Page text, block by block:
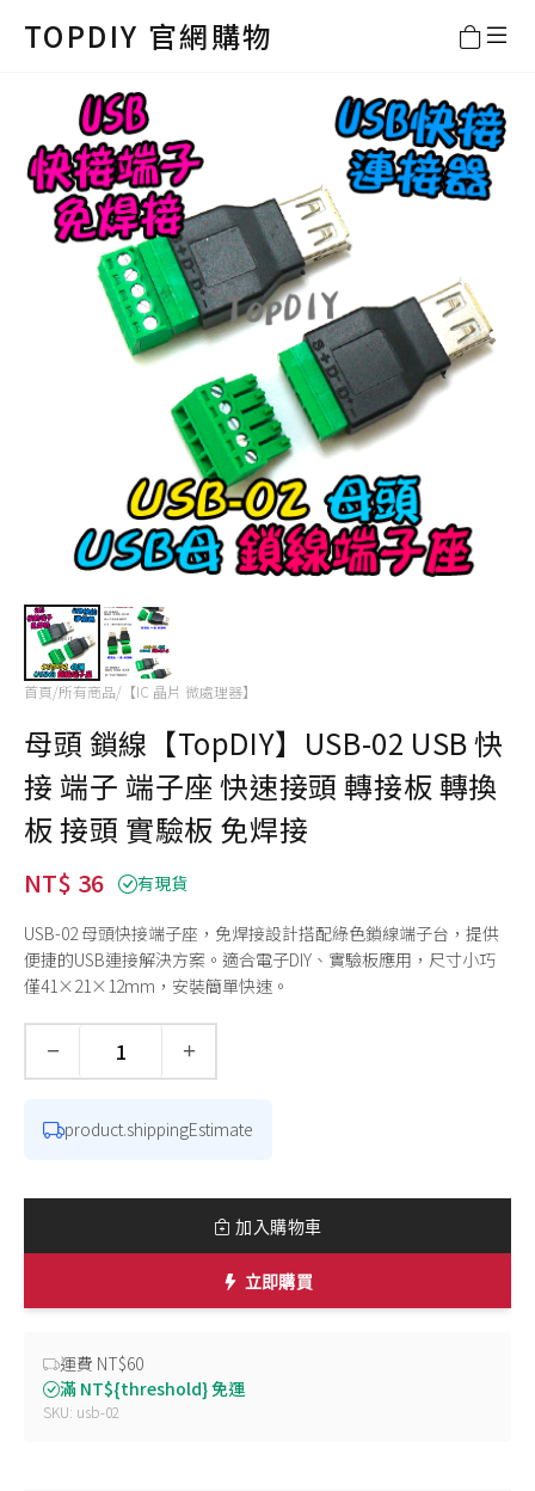
TOPDIY 官網購物
首頁/所有商品/ 【IC 晶片 微處理器】
母頭 鎖線【TopDIY】USB-02 USB 快
接 端子 端子座 快速接頭 轉接板 轉換
板 接頭 實驗板 免焊接
NT$ 36 有現貨
USB-02 母頭快接端子座，免焊接設計搭配綠色鎖線端子台，提供
便捷的USB連接解決方案。適合電子DIY、實驗板應用，尺寸小巧
僅41×21×12mm，安裝簡單快速。
− +
product.shippingEstimate
加入購物車
立即購買
運費 NT$60
滿 NT${threshold} 免運
SKU: usb-02